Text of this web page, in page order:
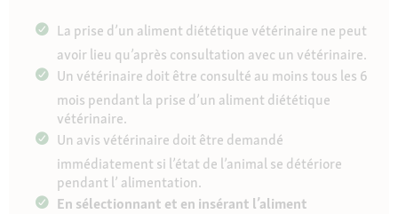
La prise d’un aliment diététique vétérinaire ne peut
avoir lieu qu’après consultation avec un vétérinaire.
Un vétérinaire doit être consulté au moins tous les 6
mois pendant la prise d’un aliment diététique
vétérinaire.
Un avis vétérinaire doit être demandé
immédiatement si l’état de l’animal se détériore
pendant l’ alimentation.
En sélectionnant et en insérant l’aliment